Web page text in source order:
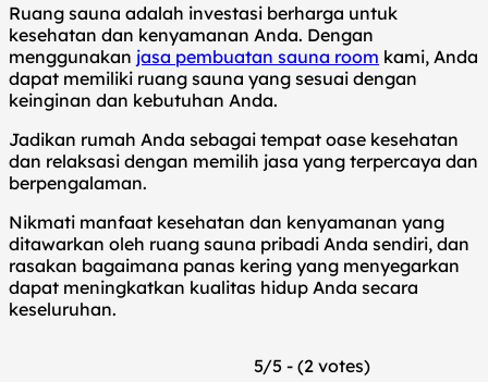
Ruang sauna adalah investasi berharga untuk
kesehatan dan kenyamanan Anda. Dengan
menggunakan jasa pembuatan sauna room kami, Anda
dapat memiliki ruang sauna yang sesuai dengan
keinginan dan kebutuhan Anda.
Jadikan rumah Anda sebagai tempat oase kesehatan
dan relaksasi dengan memilih jasa yang terpercaya dan
berpengalaman.
Nikmati manfaat kesehatan dan kenyamanan yang
ditawarkan oleh ruang sauna pribadi Anda sendiri, dan
rasakan bagaimana panas kering yang menyegarkan
dapat meningkatkan kualitas hidup Anda secara
keseluruhan.
5/5 - (2 votes)